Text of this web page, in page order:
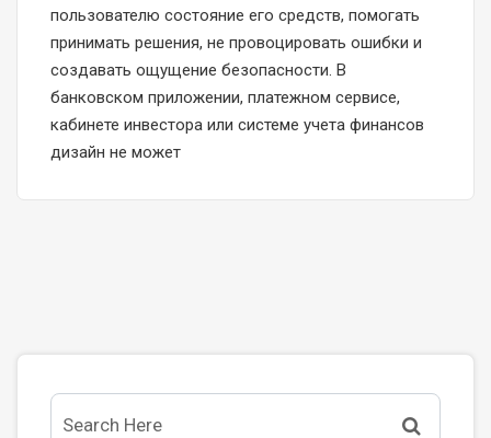
пользователю состояние его средств, помогать
принимать решения, не провоцировать ошибки и
создавать ощущение безопасности. В
банковском приложении, платежном сервисе,
кабинете инвестора или системе учета финансов
дизайн не может